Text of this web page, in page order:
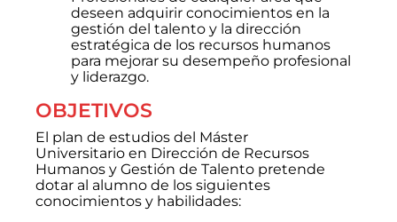
deseen adquirir conocimientos en la
gestión del talento y la dirección
estratégica de los recursos humanos
para mejorar su desempeño profesional
y liderazgo.
OBJETIVOS
El plan de estudios del Máster
Universitario en Dirección de Recursos
Humanos y Gestión de Talento pretende
dotar al alumno de los siguientes
conocimientos y habilidades: